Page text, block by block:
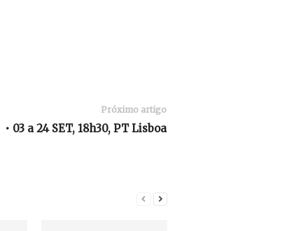
Próximo artigo
• 03 a 24 SET, 18h30, PT Lisboa